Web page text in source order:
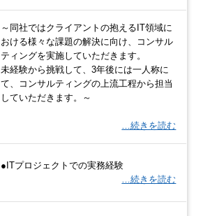
～同社ではクライアントの抱えるIT領域に
おける様々な課題の解決に向け、コンサル
ティングを実施していただきます。
未経験から挑戦して、3年後には一人称に
て、コンサルティングの上流工程から担当
していただきます。～
…続きを読む
●ITプロジェクトでの実務経験
…続きを読む